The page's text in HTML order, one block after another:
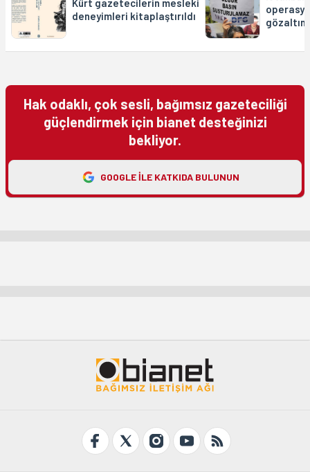
deneyimleri kitaplaştırıldı
Hak odaklı, çok sesli, bağımsız gazeteciliği
güçlendirmek için bianet desteğinizi
bekliyor.
GOOGLE ILE KATKIDA BULUNUN